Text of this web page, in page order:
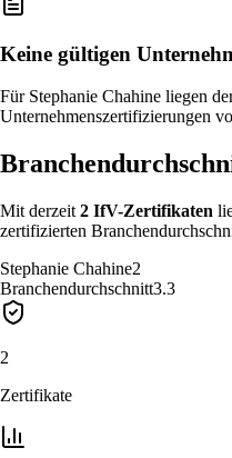
Keine gültigen
Für Stephanie Chahine liegen
Unternehmenszertifizierungen
Mit derzeit 2 IfV-Zertifikaten
zertifizierten
Stephanie Chahine2
Branchendurchschnitt3.3
2
Zertifikate